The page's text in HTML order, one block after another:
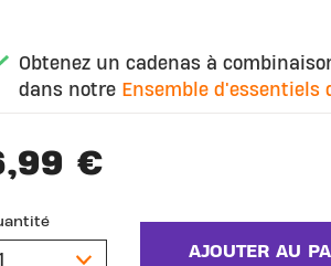
Obtenez un cadenas à
dans notre Ensemble d'essentiels
€
AJOUTER AU